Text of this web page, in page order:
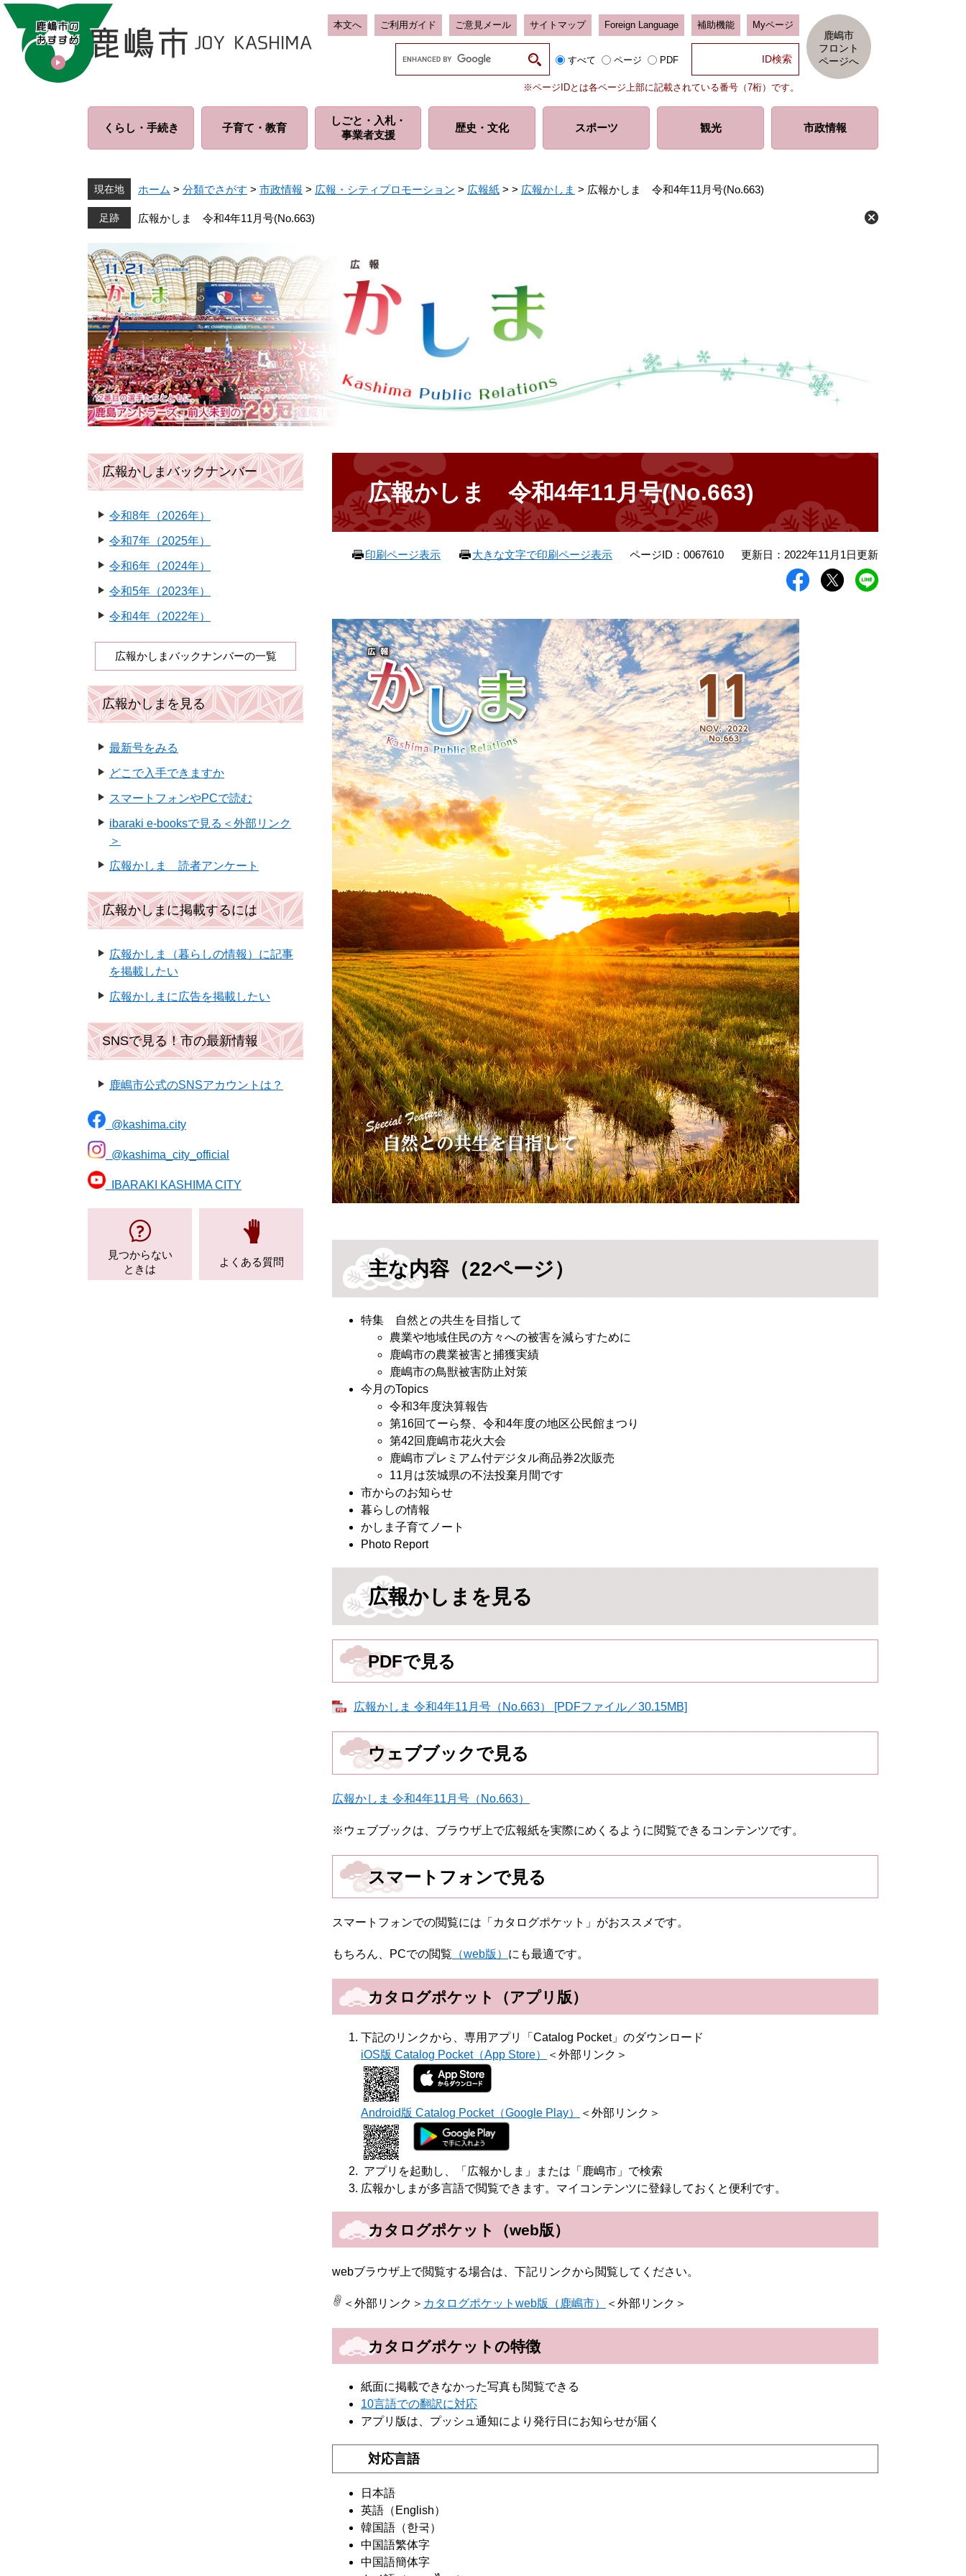
ペ
メ
本文へ ご利用ガイド ご意見メール サイトマップ Foreign Language 補助機能 Myページ
ム
すべて ページ PDF
※ページIDとは各ページ上部に記載されている番号（7桁）です。
鹿嶋市
フロント
ページへ
くらし・ 手続き 子育て・ 教育
しごと・入札・
事業者支援
歴史・ 文化 スポーツ 観光 市政情報
現在地 ホーム > 分類でさがす > 市政情報 > 広報・シティプロモーション > 広報紙 > > 広報かしま > 広報かしま 令和4年11月号(No.663)
広報かしま 令和4年11月号(No.663)
広報かしま 令和4年11月号(No.663)
印刷ページ表示 大きな文字で印刷ページ表示 ページID：0067610 更新日：2022年11月1日更新
主な内容（22ページ）
特集 自然との共生を目指して
農業や地域住民の方々への被害を減らすために
鹿嶋市の農業被害と捕獲実績
鹿嶋市の鳥獣被害防止対策
​今月のTopics
令和3年度決算報告
第16回てーら祭、令和4年度の地区公民館まつり
第42回鹿嶋市花火大会
鹿嶋市プレミアム付デジタル商品券2次販売
11月は茨城県の不法投棄月間です
市からのお知らせ
暮らしの情報
​かしま子育てノート
Photo Report
広報かしまを見る
PDFで見る
広報かしま 令和4年11月号（No.663） [PDFファイル／30.15MB]
ウェブブックで見る
広報かしま 令和4年11月号​（No.663）
※ウェブブックは、ブラウザ上で広報紙を実際にめくるように閲覧できるコンテンツです。
スマートフォンで見る
スマートフォンでの閲覧には「カタログポケット」がおススメです。
もちろん、PCでの閲覧 （web版） にも最適です。
カタログポケット（アプリ版）
下記のリンクから、専用アプリ「Catalog Pocket」のダウンロード
iOS版 Catalog Pocket（App Store）
＜外部リンク＞
Android版 Catalog Pocket（Google Play） ＜外部リンク＞
アプリを起動し、「広報かしま」または「鹿嶋市」で検索
広報かしまが多言語で閲覧できます。マイコンテンツに登録しておくと便利です。
カタログポケット（web版）
webブラウザ上で閲覧する場合は、下記リンクから閲覧してください。
＜外部リンク＞ カタログポケットweb版（鹿嶋市） ＜外部リンク＞
カタログポケットの特徴
紙面に掲載できなかった写真も閲覧できる
10言語での翻訳に対応
アプリ版は、プッシュ通知により発行日にお知らせが届く
対応言語
日本語
英語（English）
韓国語（한국）
中国語繁体字
中国語簡体字
広報かしまバックナンバー
令和8年（2026年）
令和7年（2025年）
令和6年（2024年）
令和5年（2023年）
令和4年（2022年）
広報かしまバックナンバーの一覧
広報かしまを見る
最新号をみる
どこで入手できますか
スマートフォンやPCで読む
ibaraki e-booksで見る＜外部リンク
＞
広報かしま 読者アンケート
広報かしまに掲載するには
広報かしま（暮らしの情報）に記事
を掲載したい
広報かしまに広告を掲載したい
SNSで見る！市の最新情報
鹿嶋市公式のSNSアカウントは？
@kashima.city
@kashima_city_official
IBARAKI KASHIMA CITY
見つからない
ときは
よくある質問